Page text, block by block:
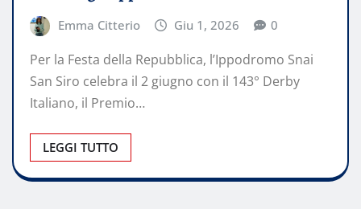
Emma Citterio Giu 1, 2026 0
Per la Festa della Repubblica, l’Ippodromo Snai
San Siro celebra il 2 giugno con il 143° Derby
Italiano, il Premio…
LEGGI TUTTO